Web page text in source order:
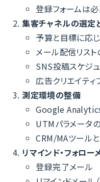
登録フォームは
集客チャネルの選定
予算と目標に応
メール配信リス
SNS投稿スケジ
広告クリエイティ
測定環境の整備
Google
UTMパラメータ
CRM/MAツール
リマインド・フォロ
登録完了メール